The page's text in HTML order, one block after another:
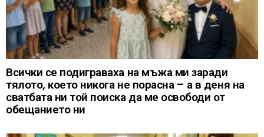
Всички се подиграваха на мъжа ми заради
тялото, което никога не порасна – а в деня на
сватбата ни той поиска да ме освободи от
обещанието ни